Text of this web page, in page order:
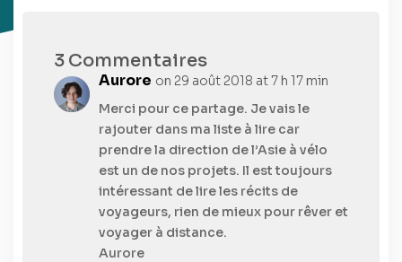
3 Commentaires
Aurore on 29 août 2018 at 7 h 17 min
Merci pour ce partage. Je vais le
rajouter dans ma liste à lire car
prendre la direction de l’Asie à vélo
est un de nos projets. Il est toujours
intéressant de lire les récits de
voyageurs, rien de mieux pour rêver et
voyager à distance.
Aurore